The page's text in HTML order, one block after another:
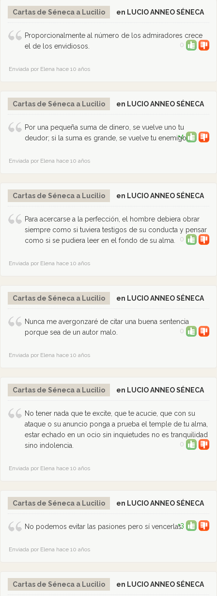
Cartas de Séneca a Lucilio en LUCIO ANNEO SÉNECA
Proporcionalmente al número de los admiradores crece
el de los envidiosos.
0
Enviada por Elena hace 10 años
Cartas de Séneca a Lucilio en LUCIO ANNEO SÉNECA
Por una pequeña suma de dinero, se vuelve uno tu
deudor; si la suma es grande, se vuelve tu enemigo.
+4
Enviada por Elena hace 10 años
Cartas de Séneca a Lucilio en LUCIO ANNEO SÉNECA
Para acercarse a la perfección, el hombre debiera obrar
siempre como si tuviera testigos de su conducta y pensar
como si se pudiera leer en el fondo de su alma.
0
Enviada por Elena hace 10 años
Cartas de Séneca a Lucilio en LUCIO ANNEO SÉNECA
Nunca me avergonzaré de citar una buena sentencia
porque sea de un autor malo.
0
Enviada por Elena hace 10 años
Cartas de Séneca a Lucilio en LUCIO ANNEO SÉNECA
No tener nada que te excite, que te acucie, que con su
ataque o su anuncio ponga a prueba el temple de tu alma,
estar echado en un ocio sin inquietudes no es tranquilidad
sino indolencia.
0
Enviada por Elena hace 10 años
Cartas de Séneca a Lucilio en LUCIO ANNEO SÉNECA
No podemos evitar las pasiones pero sí vencerlas.
+3
Enviada por Elena hace 10 años
Cartas de Séneca a Lucilio en LUCIO ANNEO SÉNECA